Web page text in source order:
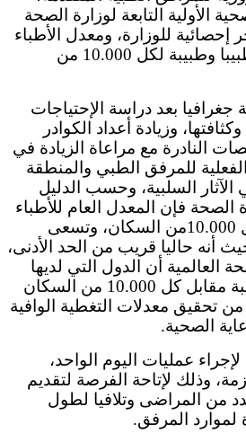
الأولية التابعة لوزارة الصحة
إحصائية للوزارة، ومعدل الأطباء
في هذه المراكز 3.1 طبيبا وطبيبة لكل 10.000 من
جغرافيا بعد دراسة الإحتياجات
وزيادة أعداد الكوادر
النادرة مع مراعاة الزيادة في
للمرفق الطبي والمنطقة
الآثار السلبية، وحسب الدليل
الصحة فإن المعدل العام للأطباء
27.5 طبيبا وطبيبة لكل 10.000من السكان، وتسعى
أنه حاليا قريب من الحد الأدنى،
العالمية أن الدول التي لديها
أقل من 23 طبيباً وطبيبة مقابل كل 10.000 من السكان
تحقيق معدلات التغطية الوافية
الصحية.
عمليات اليوم الواحد،
وذلك لإتاحة الفرصة لتقديم
من المراضى وتلافيا لطول
لموارد المرفق.